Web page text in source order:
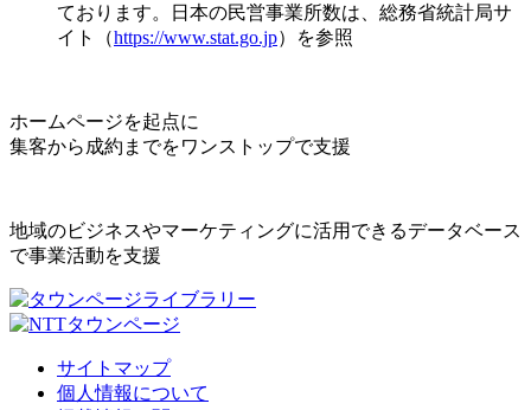
ております。日本の民営事業所数は、総務省統計局サ
イト（https://www.stat.go.jp）を参照
ホームページを起点に
集客から成約までをワンストップで支援
地域のビジネスやマーケティングに活用できるデータベース
で事業活動を支援
サイトマップ
個人情報について